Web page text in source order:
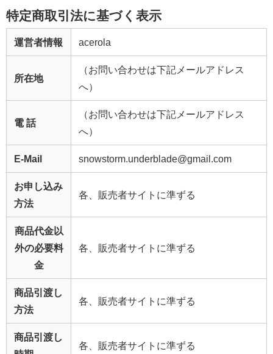
特定商取引法に基づく表示
運営者情報 acerola
所在地
（お問い合わせは下記メールアドレス
へ）
電 話
（お問い合わせは下記メールアドレス
へ）
E-Mail snowstorm.underblade@gmail.com
お申し込み
方法
各、販売者サイトに準ずる
商品代金以
外の必要料
金
各、販売者サイトに準ずる
商品引渡し
方法
各、販売者サイトに準ずる
商品引渡し
各、販売者サイトに準ずる